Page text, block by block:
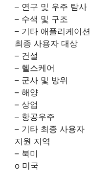
– 연구 및 우주 탐사
– 수색 및 구조
– 기타 애플리케이션
최종 사용자 대상
– 건설
– 헬스케어
– 군사 및 방위
– 해양
– 상업
– 항공우주
– 기타 최종 사용자
지원 지역
– 북미
o 미국